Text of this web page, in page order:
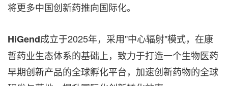
将更多中国创新药推向国际化。
HiGend成立于2025年，采用"中心辐射"模式，在康
哲药业生态体系的基础上，致力于打造一个生物医药
早期创新产品的全球孵化平台，加速创新药物的全球